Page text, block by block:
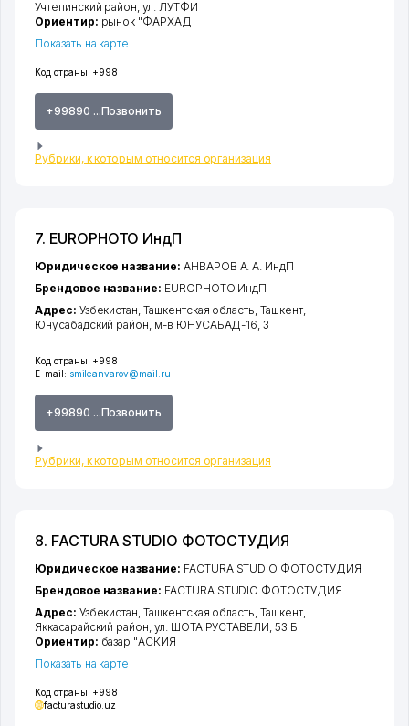
Код страны: +998
+99890 ...Позвонить
Рубрики, к которым относится организация
Учтепинский район,ул. ЛУТФИ
Ориентир: рынок "ФАРХАД
Показать на карте
7. EUROPHOTO ИндП
Код страны: +998
E-mail: smileanvarov@mail.ru
+99890 ...Позвонить
Рубрики, к которым относится организация
Юридическое название: АНВАРОВ А. А. ИндП
Брендовое название: EUROPHOTO ИндП
Адрес: Узбекистан,Ташкентская область,Ташкент,
Юнусабадский район, м-в ЮНУСАБАД-16, 3
8. FACTURA STUDIO ФОТОСТУДИЯ
Код страны: +998
facturastudio.uz
Юридическое название: FACTURA STUDIO ФОТОСТУДИЯ
Брендовое название: FACTURA STUDIO ФОТОСТУДИЯ
Адрес: Узбекистан,Ташкентская область ,Ташкент,
Яккасарайский район ул. ШОТА РУСТАВЕЛИ , 53 Б
Ориентир: базар "АСКИЯ
Показать на карте